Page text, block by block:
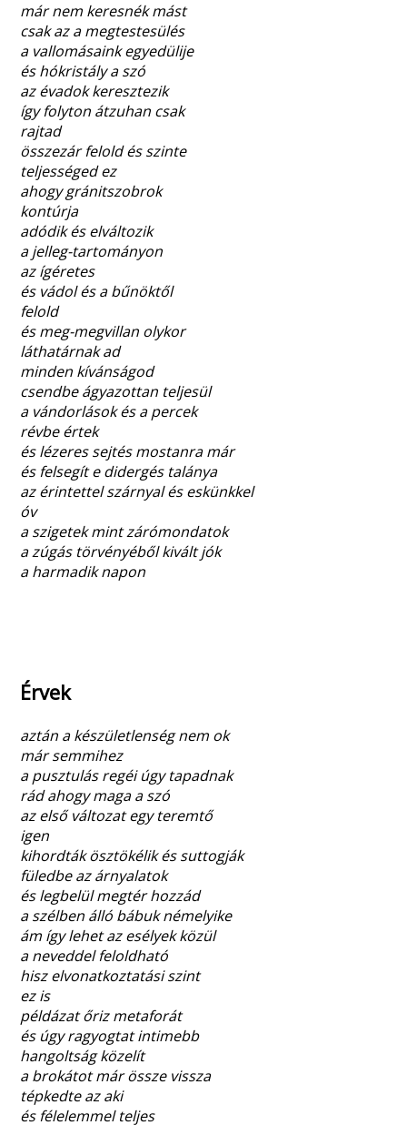
már nem keresnék mást
csak az a megtestesülés
a vallomásaink egyedülije
és hókristály a szó
az évadok keresztezik
így folyton átzuhan csak
rajtad
összezár felold és szinte
teljességed ez
ahogy gránitszobrok
kontúrja
adódik és elváltozik
a jelleg-tartományon
az ígéretes
és vádol és a bűnöktől
felold
és meg-megvillan olykor
láthatárnak ad
minden kívánságod
csendbe ágyazottan teljesül
a vándorlások és a percek
révbe értek
és lézeres sejtés mostanra már
és felsegít e didergés talánya
az érintettel szárnyal és eskünkkel
óv
a szigetek mint zárómondatok
a zúgás törvényéből kivált jók
a harmadik napon
Érvek
aztán a készületlenség nem ok
már semmihez
a pusztulás regéi úgy tapadnak
rád ahogy maga a szó
az első változat egy teremtő
igen
kihordták ösztökélik és suttogják
füledbe az árnyalatok
és legbelül megtér hozzád
a szélben álló bábuk némelyike
ám így lehet az esélyek közül
a neveddel feloldható
hisz elvonatkoztatási szint
ez is
példázat őriz metaforát
és úgy ragyogtat intimebb
hangoltság közelít
a brokátot már össze vissza
tépkedte az aki
és félelemmel teljes